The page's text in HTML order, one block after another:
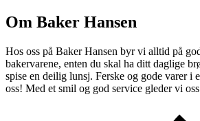
Om Baker Hansen
Hos oss på Baker Hansen byr vi alltid på
bakervarene, enten du skal ha ditt daglige
spise en deilig lunsj. Ferske og gode varer i
oss! Med et smil og god service gleder vi